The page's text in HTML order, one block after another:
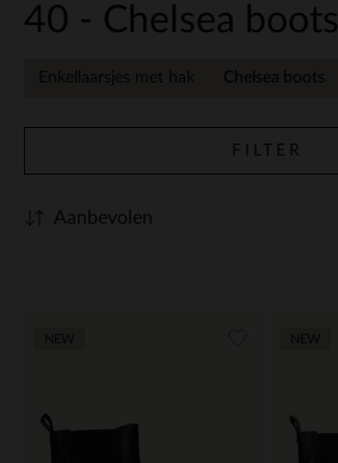
40 - Chelsea boots
Enkellaarsjes met hak Chelsea boots
FILTER
Aanbevolen